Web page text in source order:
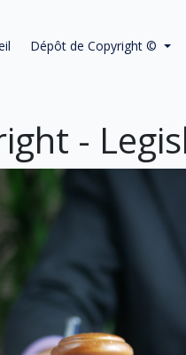
Dépôt de Copyright ©
-